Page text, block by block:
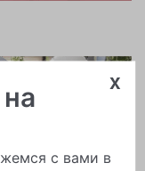
x
с вами в